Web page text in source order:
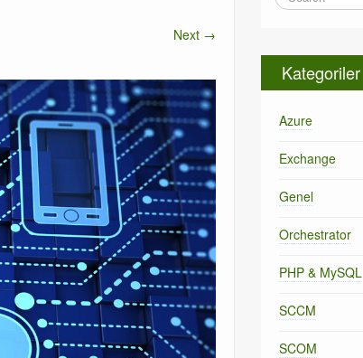
Next →
Kategoriler
Azure
Exchange
Genel
Orchestrator
PHP & MySQL
SCCM
SCOM